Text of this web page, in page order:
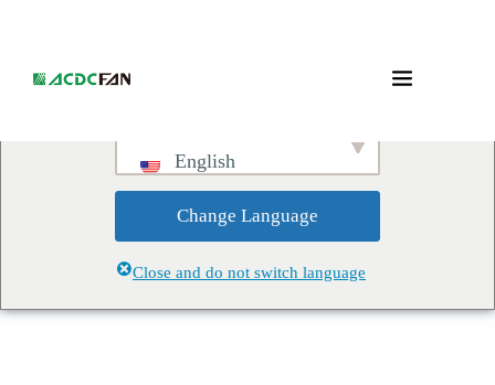
Do you want to change to:
English
Change Language
Close and do not switch language